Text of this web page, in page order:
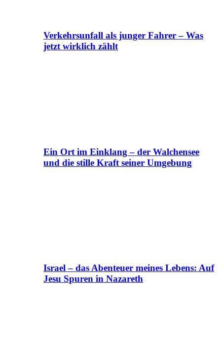
Verkehrsunfall als junger Fahrer – Was
jetzt wirklich zählt
Ein Ort im Einklang – der Walchensee
und die stille Kraft seiner Umgebung
Israel – das Abenteuer meines Lebens: Auf
Jesu Spuren in Nazareth